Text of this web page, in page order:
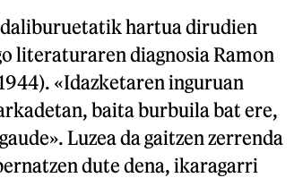
hartua dirudien
literaturaren diagnosia Ramon
«Idazketaren inguruan
baita burbuila bat ere,
Luzea da gaitzen zerrenda
dute dena, ikaragarri